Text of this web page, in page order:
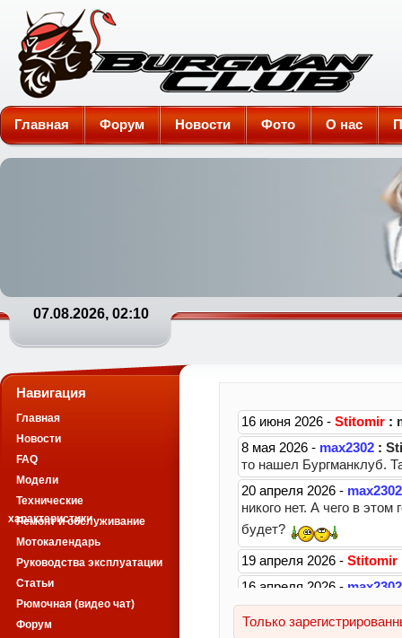
Burgman-Club
Главная Форум Новости Фото О нас
07.08.2026, 02:10
Навигация
Главная
Новости
FAQ
Модели
Технические
характеристики
Ремонт и обслуживание
Мотокалендарь
Руководства эксплуатации
Статьи
Рюмочная (видео чат)
Форум